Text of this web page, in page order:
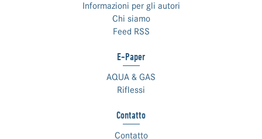
Informazioni per gli autori
Chi siamo
Feed RSS
E-Paper
AQUA & GAS
Riflessi
Contatto
Contatto